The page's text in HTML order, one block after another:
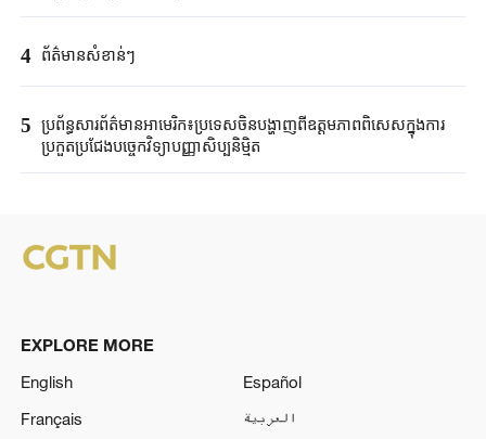
4 ព័ត៌មានសំខាន់ៗ
5 ប្រព័ន្ធសារព័ត៌មានអាមេរិក៖ប្រទេសចិនបង្ហាញពីឧត្តមភាពពិសេសក្នុងការ
ប្រកួតប្រជែងបច្ចេកវិទ្យាបញ្ញាសិប្បនិម្មិត
EXPLORE MORE
English
Español
Français
العربية